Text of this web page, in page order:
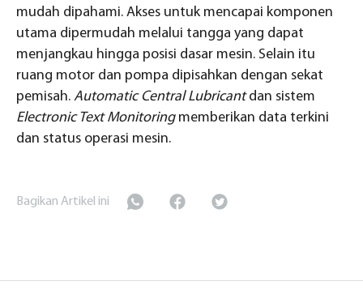
mudah dipahami. Akses untuk mencapai komponen
utama dipermudah melalui tangga yang dapat
menjangkau hingga posisi dasar mesin. Selain itu
ruang motor dan pompa dipisahkan dengan sekat
pemisah. Automatic Central Lubricantdan sistem
Electronic Text Monitoringmemberikan data terkini
dan status operasi mesin.
Bagikan Artikel ini